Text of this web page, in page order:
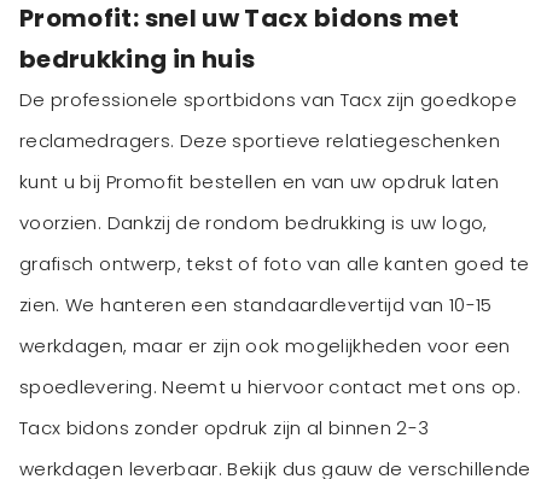
Promofit: snel uw Tacx bidons met
bedrukking in huis
De professionele sportbidons van Tacx zijn goedkope
reclamedragers. Deze sportieve relatiegeschenken
kunt u bij Promofit bestellen en van uw opdruk laten
voorzien. Dankzij de rondom bedrukking is uw logo,
grafisch ontwerp, tekst of foto van alle kanten goed te
zien. We hanteren een standaardlevertijd van 10-15
werkdagen, maar er zijn ook mogelijkheden voor een
spoedlevering. Neemt u hiervoor contact met ons op.
Tacx bidons zonder opdruk zijn al binnen 2-3
werkdagen leverbaar. Bekijk dus gauw de verschillende